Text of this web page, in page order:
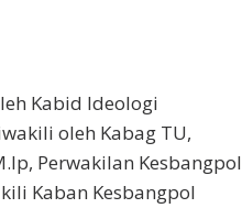
Kabid Ideologi
oleh Kabag TU,
Perwakilan Kesbangpol
Kaban Kesbangpol